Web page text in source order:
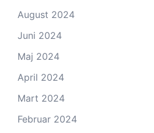
August 2024
Juni 2024
Maj 2024
April 2024
Mart 2024
Februar 2024